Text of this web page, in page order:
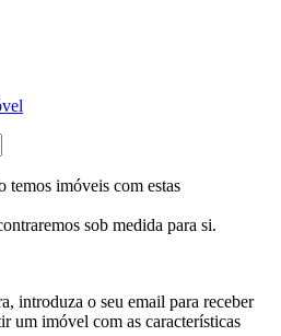
temos imóveis com estas
sob medida para si.
introduza o seu email para receber
um imóvel com as características